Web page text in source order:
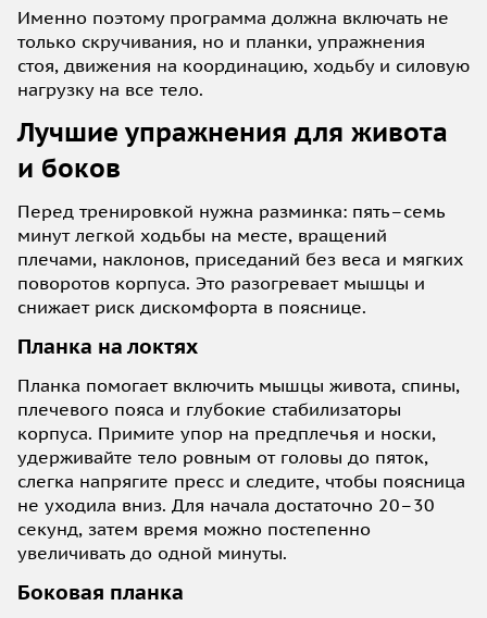
Именно поэтому программа должна включать не
только скручивания, но и планки, упражнения
стоя, движения на координацию, ходьбу и силовую
нагрузку на все тело.
Лучшие упражнения для живота
и боков
Перед тренировкой нужна разминка: пять–семь
минут легкой ходьбы на месте, вращений
плечами, наклонов, приседаний без веса и мягких
поворотов корпуса. Это разогревает мышцы и
снижает риск дискомфорта в пояснице.
Планка на локтях
Планка помогает включить мышцы живота, спины,
плечевого пояса и глубокие стабилизаторы
корпуса. Примите упор на предплечья и носки,
удерживайте тело ровным от головы до пяток,
слегка напрягите пресс и следите, чтобы поясница
не уходила вниз. Для начала достаточно 20–30
секунд, затем время можно постепенно
увеличивать до одной минуты.
Боковая планка